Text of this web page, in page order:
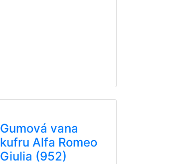
Gumová vana
kufru Alfa Romeo
Giulia (952)